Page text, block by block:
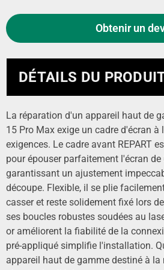
Obtenir un
DÉTAILS DU
La réparation d'un appareil haut de
15 Pro Max exige un cadre d'écran à
exigences. Le cadre avant REPART
pour épouser parfaitement l'écran de
garantissant un ajustement
découpe. Flexible, il se plie
casser et reste solidement fixé lors
ses boucles robustes soudées au
or améliorent la fiabilité de la
pré-appliqué simplifie l'installation.
appareil haut de gamme destiné à la